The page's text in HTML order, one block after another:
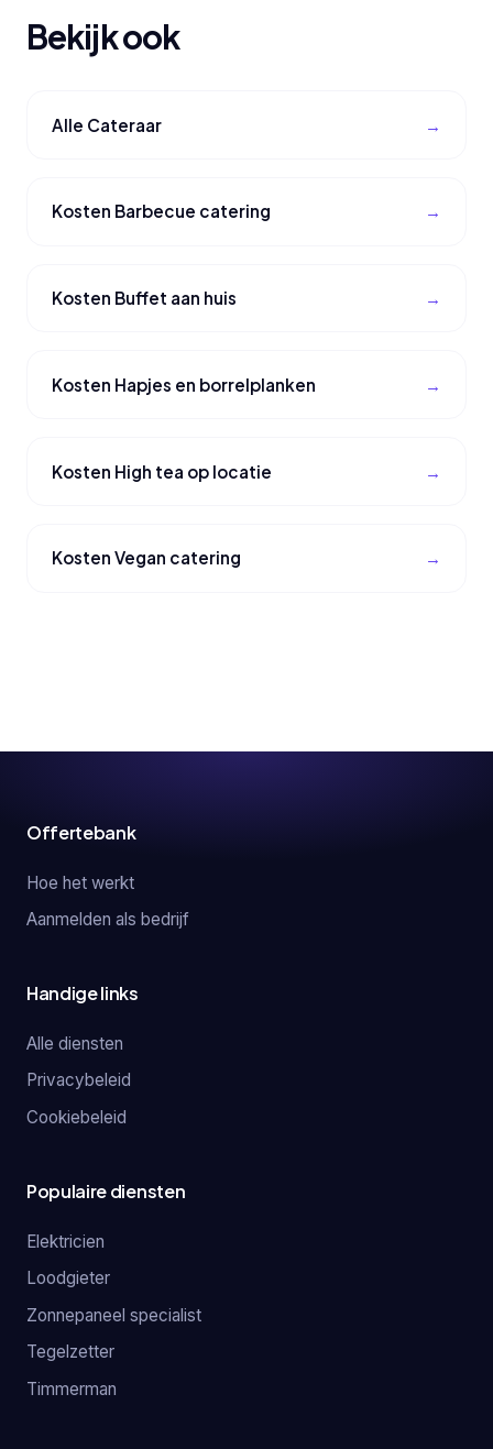
Bekijk ook
Alle Cateraar
Kosten Barbecue catering
Kosten Buffet aan huis
Kosten Hapjes en borrelplanken
Kosten High tea op locatie
Kosten Vegan catering
Offertebank
Hoe het werkt
Aanmelden als bedrijf
Handige links
Alle diensten
Privacybeleid
Cookiebeleid
Populaire diensten
Elektricien
Loodgieter
Zonnepaneel specialist
Tegelzetter
Timmerman